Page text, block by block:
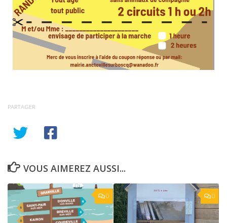
PARTAGER
VOUS AIMEREZ AUSSI...
0 0